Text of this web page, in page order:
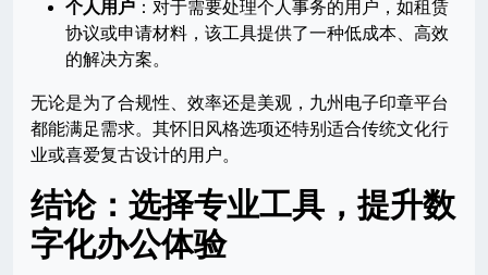
个人用户 ：对于需要处理个人事务的用户，如租赁
协议或申请材料，该工具提供了一种低成本、高效
的解决方案。
无论是为了合规性、效率还是美观，九州电子印章平台
都能满足需求。其怀旧风格选项还特别适合传统文化行
业或喜爱复古设计的用户。
结论：选择专业工具，提升数
字化办公体验